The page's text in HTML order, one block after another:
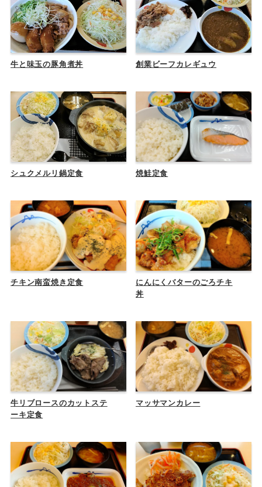
牛と味玉の豚角煮丼 創業ビーフカレギュウ
シュクメルリ鍋定食 焼鮭定食
チキン南蛮焼き定食
にんにくバターのごろチキ
丼
牛リブロースのカットステ
ーキ定食
マッサマンカレー